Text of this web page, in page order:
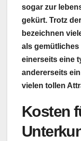
sogar zur
gekürt. Trotz
bezeichnen
als gemütliches
einerseits eine
andererseits
vielen tollen
Kosten